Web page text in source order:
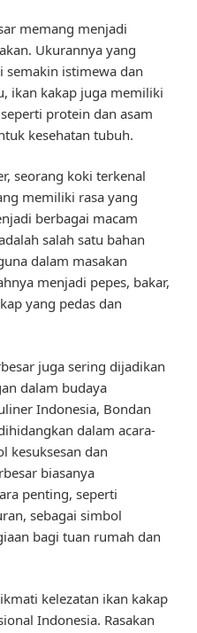
memang menjadi
Ukurannya yang
semakin istimewa dan
ikan kakap juga memiliki
protein dan asam
kesehatan tubuh.
seorang koki terkenal
memiliki rasa yang
berbagai macam
salah satu bahan
dalam masakan
menjadi pepes, bakar,
yang pedas dan
juga sering dijadikan
dalam budaya
Indonesia, Bondan
dalam acara-
kesuksesan dan
biasanya
penting, seperti
sebagai simbol
bagi tuan rumah dan
kelezatan ikan kakap
Indonesia. Rasakan